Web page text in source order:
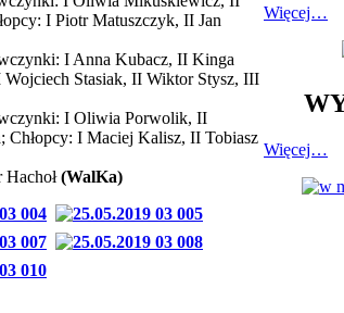
I Piotr Matuszczyk, II Jan
I Anna Kubacz, II Kinga
Wojciech Stasiak, II Wiktor Stysz, III
I Oliwia Porwolik, II
Chłopcy: I Maciej Kalisz, II Tobiasz
Hachoł(WalKa)
Więcej…
Więcej…